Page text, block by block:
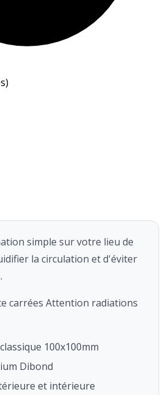
simple sur votre lieu de
la circulation et d'éviter
carrées Attention radiations
100x100mm
Dibond
et intérieure